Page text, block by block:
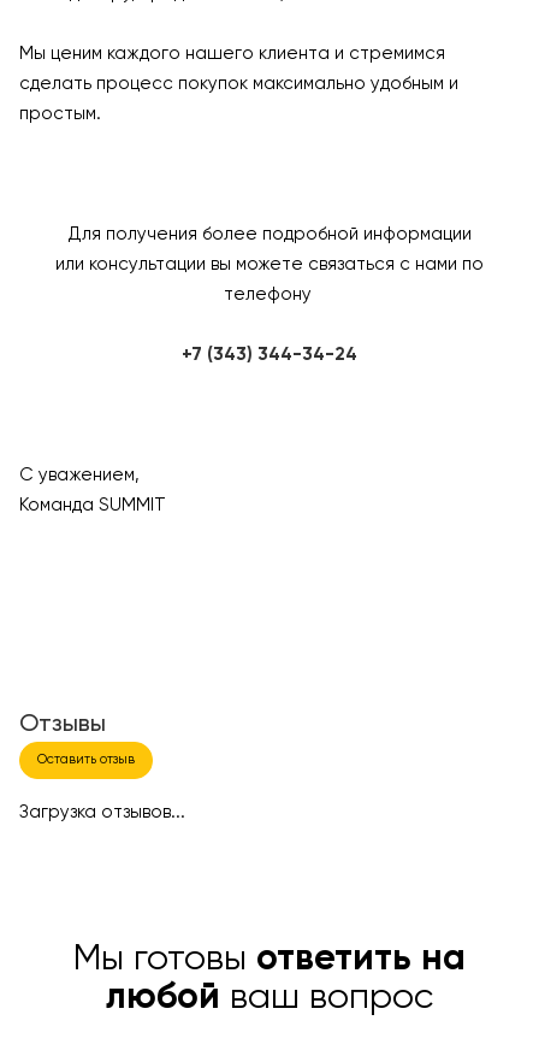
Мы ценим каждого нашего клиента и стремимся
сделать процесс покупок максимально удобным и
простым.
Для получения более подробной информации
или консультации вы можете связаться с нами по
телефону
+7 (343) 344-34-24
С уважением,
Команда SUMMIT
Отзывы
Оставить отзыв
Загрузка отзывов...
Мы готовы ответить на
любой ваш вопрос